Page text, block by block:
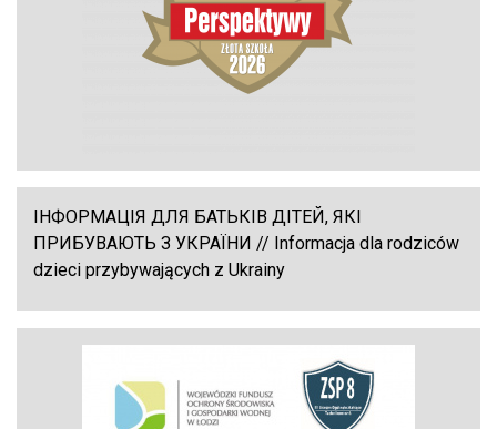
ІНФОРМАЦІЯ ДЛЯ БАТЬКІВ ДІТЕЙ, ЯКІ
ПРИБУВАЮТЬ З УКРАЇНИ // Informacja dla rodziców
dzieci przybywających z Ukrainy